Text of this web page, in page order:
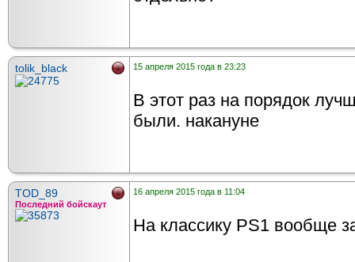
tolik_black 15 апреля 2015 года в 23:23
В этот раз на порядок
были. накануне
TOD_89
Последний бойскаут
16 апреля 2015 года в 11:04
На классику PS1 вообще